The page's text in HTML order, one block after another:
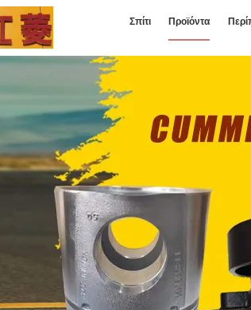
Σπίτι Προϊόντα